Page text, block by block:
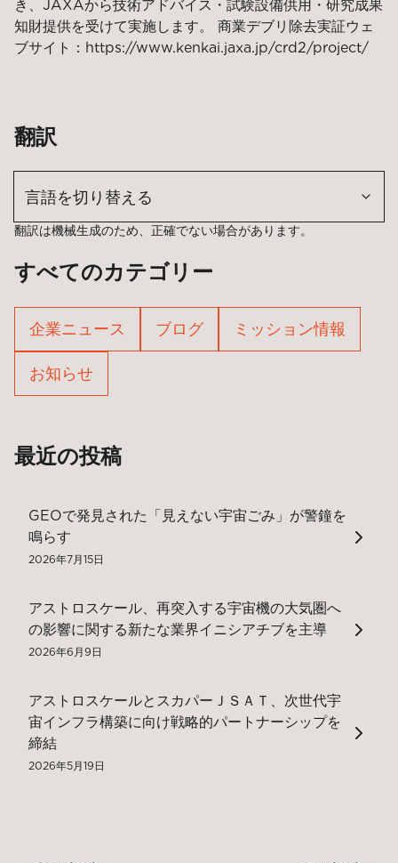
き、JAXAから技術アドバイス・試験設備供用・研究成果
知財提供を受けて実施します。 商業デブリ除去実証ウェ
ブサイト：https://www.kenkai.jaxa.jp/crd2/project/
翻訳
言語を切り替える
翻訳は機械生成のため、正確でない場合があります。
すべてのカテゴリー
企業ニュース ブログ ミッション情報
お知らせ
最近の投稿
GEOで発見された「見えない宇宙ごみ」が警鐘を
鳴らす
2026年7月15日
アストロスケール、再突入する宇宙機の大気圏へ
の影響に関する新たな業界イニシアチブを主導
2026年6月9日
アストロスケールとスカパーＪＳＡＴ、次世代宇
宙インフラ構築に向け戦略的パートナーシップを
締結
2026年5月19日